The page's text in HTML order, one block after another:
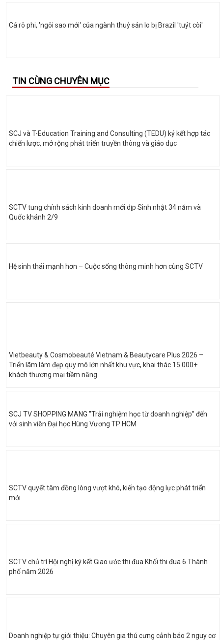
Cá rô phi, 'ngôi sao mới' của ngành thuỷ sản lo bị Brazil 'tuýt còi'
TIN CÙNG CHUYÊN MỤC
SCJ và T-Education Training and Consulting (TEDU) ký kết hợp tác
chiến lược, mở rộng phát triển truyền thông và giáo dục
SCTV tung chính sách kinh doanh mới dịp Sinh nhật 34 năm và
Quốc khánh 2/9
Hệ sinh thái mạnh hơn – Cuộc sống thông minh hơn cùng SCTV
Vietbeauty & Cosmobeauté Vietnam & Beautycare Plus 2026 –
Triển lãm làm đẹp quy mô lớn nhất khu vực, khai thác 15.000+
khách thương mại tiềm năng
SCJ TV SHOPPING MANG "Trải nghiệm học từ doanh nghiệp” đến
với sinh viên Đại học Hùng Vương TP HCM
SCTV quyết tâm đồng lòng vượt khó, kiến tạo động lực phát triển
mới
SCTV chủ trì Hội nghị ký kết Giao ước thi đua Khối thi đua 6 Thành
phố năm 2026
Doanh nghiệp tự giới thiệu: Chuyên gia thú cưng cảnh báo 2 nguy cơ